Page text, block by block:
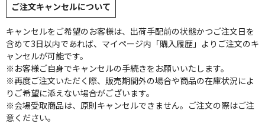
ご注文キャンセルについて
キャンセルをご希望のお客様は、出荷手配前の状態かつご注文日を
含めて3日以内であれば、マイページ内「購入履歴」よりご注文のキ
ャンセルが可能です。
※お客様ご自身でキャンセルの手続きをお願いいたします。
※再度ご注文いただく際、販売期間外の場合や商品の在庫状況によ
りご希望に添えない場合がございます。
※会場受取商品は、原則キャンセルできません。ご注文の際はご注
意ください。